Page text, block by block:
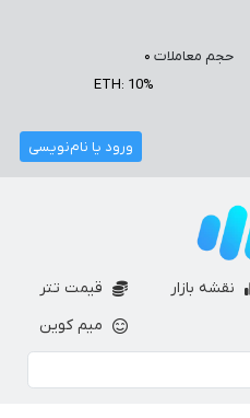
حجم معاملات ۰
ETH: 10%
ورود یا نام‌نویسی
نقشه بازار
قیمت تتر
میم کوین